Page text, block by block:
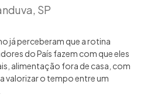
já perceberam que a rotina
do País fazem com que eles
alimentação fora de casa, com
valorizar o tempo entre um